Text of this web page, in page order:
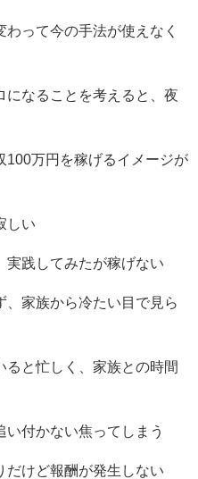
わって今の手法が使えなく
になることを考えると、夜
100万円を稼げるイメージが
しい
実践してみたが稼げない
、家族から冷たい目で見ら
ると忙しく、家族との時間
い付かない焦ってしまう
だけど報酬が発生しない